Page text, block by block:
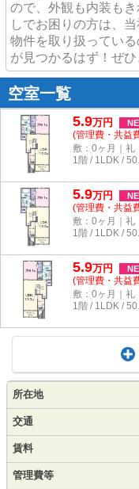
ので、外観も内装も
しでお困りの方は、
物件を取り扱ってい
が見つかるはず！ぜ
空室一覧
5.9万円
(管理費・共益
敷：0ヶ月｜礼
1階 / 1LDK /
5.9万円
(管理費・共益
敷：0ヶ月｜礼
1階 / 1LDK /
5.9万円
(管理費・共益
敷：0ヶ月｜礼
1階 / 1LDK /
所在地
交通
賃料
管理費等